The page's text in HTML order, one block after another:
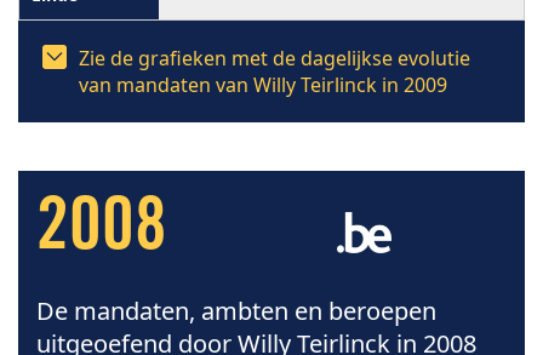
Zie de grafieken met de dagelijkse evolutie
van mandaten van Willy Teirlinck in 2009
2008
De mandaten, ambten en beroepen
uitgeoefend door Willy Teirlinck in 2008